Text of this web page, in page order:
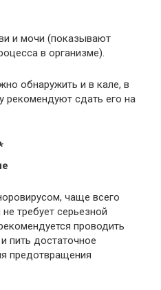
и мочи (показывают
в организме).
обнаружить и в кале, в
рекомендуют сдать его на
чаще всего
требует серьезной
проводить
пить достаточное
предотвращения